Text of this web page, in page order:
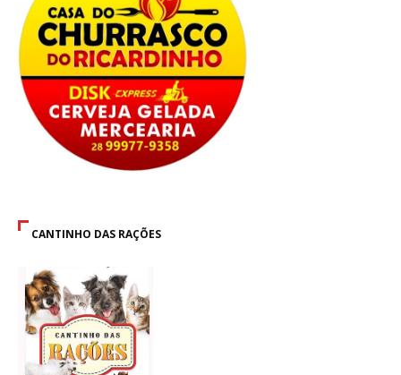
CANTINHO DAS RAÇÕES